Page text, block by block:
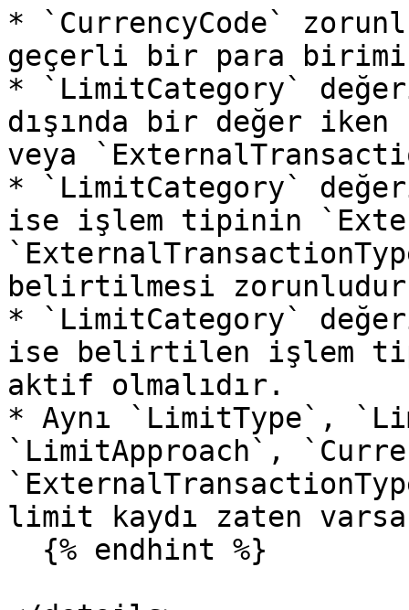
* `CurrencyCode`
geçerli bir para
* `LimitCategory`
dışında bir değer iken
veya
* `LimitCategory`
ise işlem tipinin
belirtilmesi
* `LimitCategory`
ise belirtilen işlem
aktif olmalıdır.
* Aynı `LimitType`,
`LimitApproach`,
limit kaydı zaten